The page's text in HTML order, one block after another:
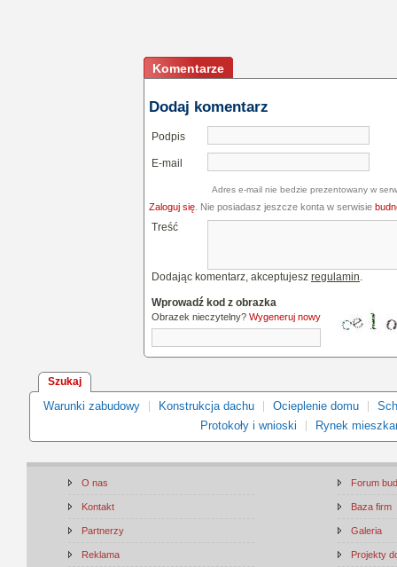
Komentarze
Dodaj komentarz
Podpis
E-mail
Adres e-mail nie bedzie prezentowany w
Zaloguj się . Nie posiadasz jeszcze konta w serwisie
Treść
Dodając komentarz, akceptujesz regulamin.
Wprowadź kod z obrazka
Obrazek nieczytelny? Wygeneruj nowy
Szukaj
Warunki zabudowy Konstrukcja dachu Ocieplenie domu
Protokoły i wnioski
Rynek
O nas
Kontakt
Partnerzy
Reklama
Forum
Baza firm
Galeria
Projekty